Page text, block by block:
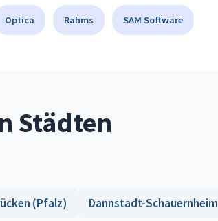
Optica Rahms SAM Software
Städten
(Pfalz) Dannstadt-Schauernheim